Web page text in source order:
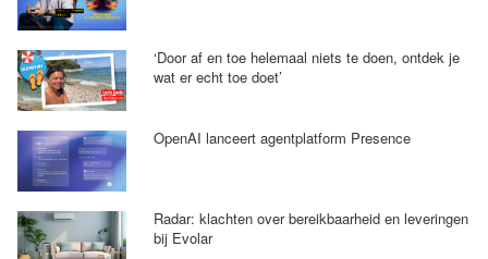
‘Door af en toe helemaal niets te doen, ontdek je
wat er echt toe doet’
OpenAI lanceert agentplatform Presence
Radar: klachten over bereikbaarheid en leveringen
bij Evolar